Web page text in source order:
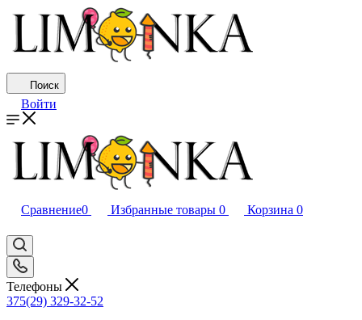
Поиск
Войти
Сравнение0 Избранные товары 0 Корзина 0
Телефоны
375(29) 329-32-52